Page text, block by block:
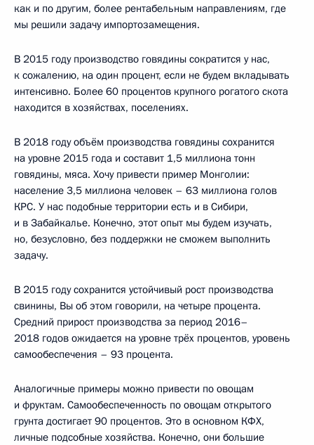
как и по другим, более рентабельным направлениям, где
мы решили задачу импортозамещения.
В 2015 году производство говядины сократится у нас,
к сожалению, на один процент, если не будем вкладывать
интенсивно. Более 60 процентов крупного рогатого скота
находится в хозяйствах, поселениях.
В 2018 году объём производства говядины сохранится
на уровне 2015 года и составит 1,5 миллиона тонн
говядины, мяса. Хочу привести пример Монголии:
население 3,5 миллиона человек – 63 миллиона голов
КРС. У нас подобные территории есть и в Сибири,
и в Забайкалье. Конечно, этот опыт мы будем изучать,
но, безусловно, без поддержки не сможем выполнить
задачу.
В 2015 году сохранится устойчивый рост производства
свинины, Вы об этом говорили, на четыре процента.
Средний прирост производства за период 2016–
2018 годов ожидается на уровне трёх процентов, уровень
самообеспечения – 93 процента.
Аналогичные примеры можно привести по овощам
и фруктам. Самообеспеченность по овощам открытого
грунта достигает 90 процентов. Это в основном КФХ,
личные подсобные хозяйства. Конечно, они большие